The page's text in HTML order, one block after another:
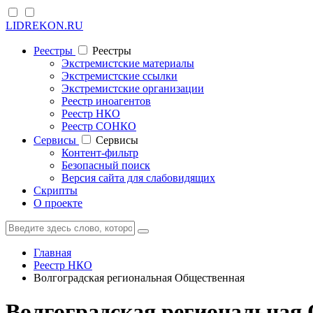
LIDREKON.RU
Реестры
Реестры
Экстремистские материалы
Экстремистские ссылки
Экстремистские организации
Реестр иноагентов
Реестр НКО
Реестр СОНКО
Cервисы
Cервисы
Контент-фильтр
Безопасный поиск
Версия сайта для слабовидящих
Скрипты
О проекте
Главная
Реестр НКО
Волгоградская региональная Общественная